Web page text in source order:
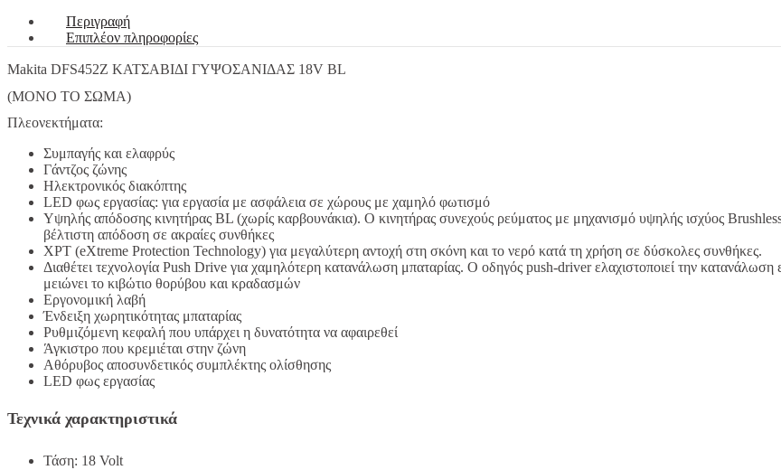
Περιγραφή
Επιπλέον πληροφορίες
Makita DFS452Z ΚΑΤΣΑΒΙΔΙ ΓΥΨΟΣΑΝΙΔΑΣ 18V BL
(ΜΟΝΟ ΤΟ ΣΩΜΑ)
Πλεονεκτήματα:
Συμπαγής και ελαφρύς
Γάντζος ζώνης
Ηλεκτρονικός διακόπτης
LED φως εργασίας: για εργασία με ασφάλεια σε χώρους με χαμηλό φωτισμό
Υψηλής απόδοσης κινητήρας BL (χωρίς καρβουνάκια). Ο κινητήρας συνεχούς ρεύματος με μηχανισμό υψηλής ισχύος
βέλτιστη απόδοση σε ακραίες συνθήκες
XPT (eXtreme Protection Technology) για μεγαλύτερη αντοχή στη σκόνη και το νερό κατά τη χρήση σε δύσκολες συνθήκες.
Διαθέτει τεχνολογία Push Drive για χαμηλότερη κατανάλωση μπαταρίας. Ο οδηγός push-driver ελαχιστοποιεί την κατανάλωση
μειώνει το κιβώτιο θορύβου και κραδασμών
Εργονομική λαβή
Ένδειξη χωρητικότητας μπαταρίας
Ρυθμιζόμενη κεφαλή που υπάρχει η δυνατότητα να αφαιρεθεί
Άγκιστρο που κρεμιέται στην ζώνη
Αθόρυβος αποσυνδετικός συμπλέκτης ολίσθησης
LED φως εργασίας
Τεχνικά χαρακτηριστικά
Τάση: 18 Volt